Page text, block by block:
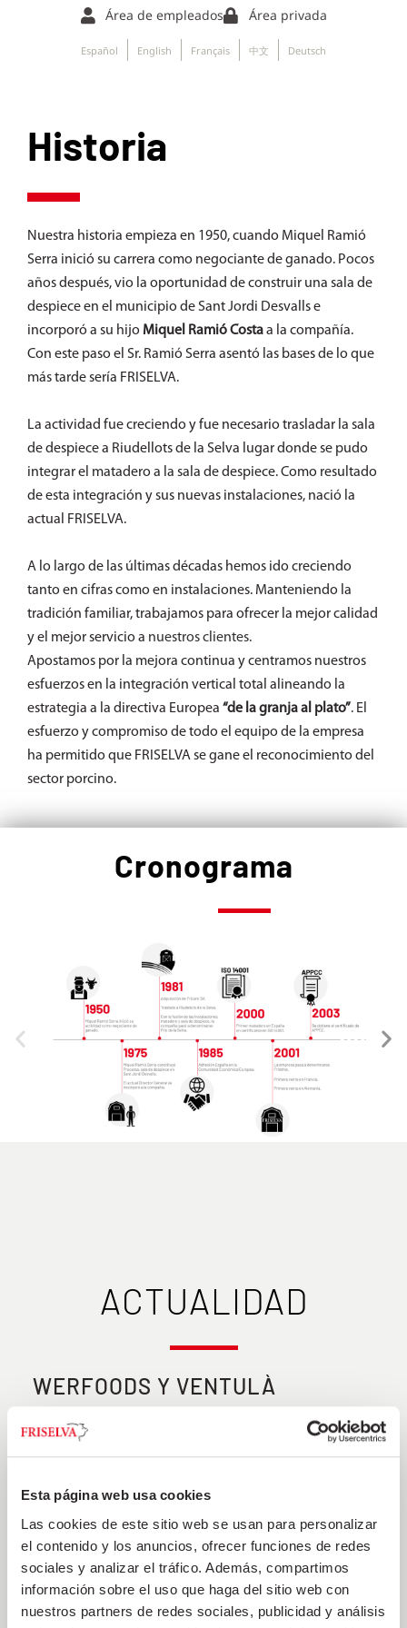
Esta página web usa cookies
Las cookies de este sitio web se usan para personalizar
el contenido y los anuncios, ofrecer funciones de redes
sociales y analizar el tráfico. Además, compartimos
información sobre el uso que haga del sitio web con
nuestros partners de redes sociales, publicidad y análisis
Área de empleados Área privada
Español English Français 中文 Deutsch
Historia
Nuestra historia empieza en 1950, cuando Miquel Ramió
Serra inició su carrera como negociante de ganado. Pocos
años después, vio la oportunidad de construir una sala de
despiece en el municipio de Sant Jordi Desvalls e
incorporó a su hijo Miquel Ramió Costaa la compañía.
Con este paso el Sr. Ramió Serra asentó las bases de lo que
más tarde sería FRISELVA.
La actividad fue creciendo y fue necesario trasladar la sala
de despiece a Riudellots de la Selva lugar donde se pudo
integrar el matadero a la sala de despiece. Como resultado
de esta integración y sus nuevas instalaciones, nació la
actual FRISELVA.
A lo largo de las últimas décadas hemos ido creciendo
tanto en cifras como en instalaciones. Manteniendo la
tradición familiar, trabajamos para ofrecer la mejor calidad
y el mejor servicio a nuestros clientes.
Apostamos por la mejora continua y centramos nuestros
esfuerzos en la integración vertical total alineando la
estrategia a la directiva Europea “de la granja al plato”. El
esfuerzo y compromiso de todo el equipo de la empresa
ha permitido que FRISELVA se gane el reconocimiento del
sector porcino.
Cronograma
ACTUALIDAD
WERFOODS Y VENTULÀ
integraremos su actividad dentro de weRfoods. Esta
operación es una apuesta por el territorio, el talento
local y el crecimiento compartidos. Gracias a Pilar
Ventulà y a David Gràcia por